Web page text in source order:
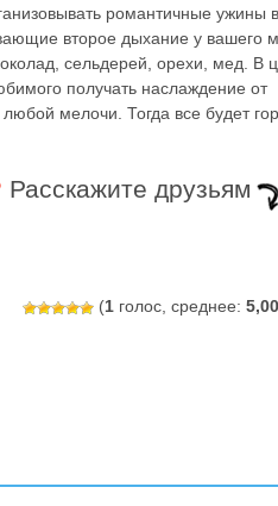
романтичные ужины в
второе дыхание у вашего
сельдерей, орехи, мед. В
получать наслаждение от
мелочи. Тогда все будет
Расскажите друзьям
(1голос, среднее: 5,00